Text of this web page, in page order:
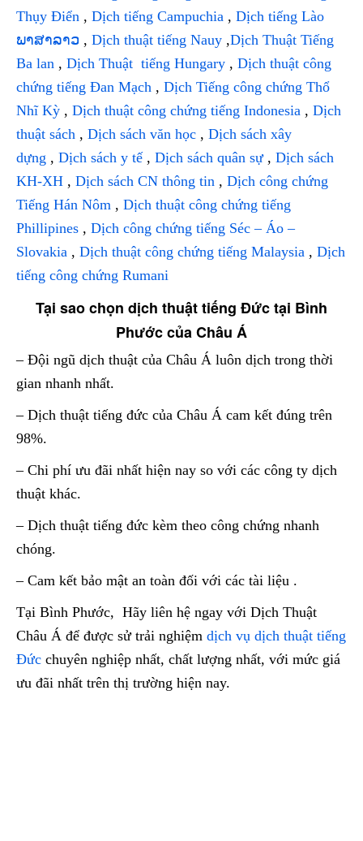
Thụy Điển , Dịch tiếng Campuchia , Dịch tiếng Lào
ພາສາລາວ , Dịch thuật tiếng Nauy ,Dịch Thuật Tiếng
Ba lan , Dịch Thuật tiếng Hungary , Dịch thuật công
chứng tiếng Đan Mạch , Dịch Tiếng công chứng Thổ
Nhĩ Kỳ , Dịch thuật công chứng tiếng Indonesia , Dịch
thuật sách , Dịch sách văn học , Dịch sách xây
dựng , Dịch sách y tế, Dịch sách quân sự, Dịch sách
KH-XH , Dịch sách CN thông tin , Dịch công chứng
Tiếng Hán Nôm , Dịch thuật công chứng tiếng
Phillipines , Dịch công chứng tiếng Séc – Áo –
Slovakia , Dịch thuật công chứng tiếng Malaysia , Dịch
tiếng công chứng Rumani
Tại sao chọn dịch thuật tiếng Đức tại Bình
Phước của Châu Á
– Đội ngũ dịch thuật của Châu Á luôn dịch trong thời
gian nhanh nhất.
– Dịch thuật tiếng đức của Châu Á cam kết đúng trên
98%.
– Chi phí ưu đãi nhất hiện nay so với các công ty dịch
thuật khác.
– Dịch thuật tiếng đức kèm theo công chứng nhanh
chóng.
– Cam kết bảo mật an toàn đối với các tài liệu .
Tại Bình Phước, Hãy liên hệ ngay với Dịch Thuật
Châu Á để được sử trải nghiệm dịch vụ dịch thuật tiếng
Đức chuyên nghiệp nhất, chất lượng nhất, với mức giá
ưu đãi nhất trên thị trường hiện nay.